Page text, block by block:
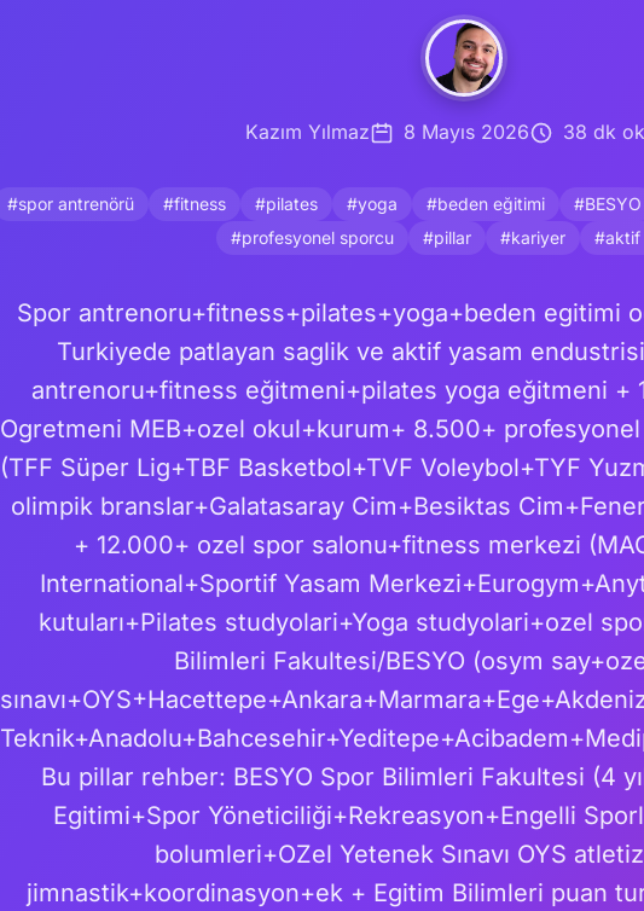
Kazım Yılmaz 8 Mayıs 2026 38 dk
#spor antrenörü #fitness #pilates #yoga #beden eğitimi #BESYO
#profesyonel sporcu
#pillar #kariyer #aktif
Spor antrenoru+fitness+pilates+yoga+beden egitimi
Turkiyede patlayan saglik ve aktif yasam
antrenoru+fitness eğitmeni+pilates yoga eğitmeni +
Ogretmeni MEB+ozel okul+kurum+ 8.500+
(TFF Süper Lig+TBF Basketbol+TVF Voleybol+TYF
olimpik branslar+Galatasaray Cim+Besiktas
+ 12.000+ ozel spor salonu+fitness merkezi
International+Sportif Yasam
kutuları+Pilates studyolari+Yoga studyolari+ozel
Bilimleri Fakultesi/BESYO (osym
Bu pillar rehber: BESYO Spor Bilimleri Fakultesi (4
Egitimi+Spor Yöneticiliği+Rekreasyon+Engelli
bolumleri+OZel Yetenek Sınavı OYS
jimnastik+koordinasyon+ek + Egitim Bilimleri puan